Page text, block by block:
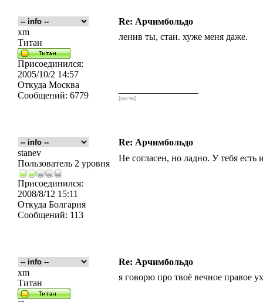
Re: Арчимбольдо
xm
Титан
Присоединился:
2005/10/2 14:57
Откуда Москва
Сообщений: 6779
ленив ты, стан. хуже меня даже.
[икс́эм]
Re: Арчимбольдо
stanev
Пользователь 2 уровня
Присоединился:
2008/8/12 15:11
Откуда Болгария
Сообщений: 113
Не согласен, но ладно. У тебя есть
Re: Арчимбольдо
xm
Титан
я говорю про твоё вечное правое